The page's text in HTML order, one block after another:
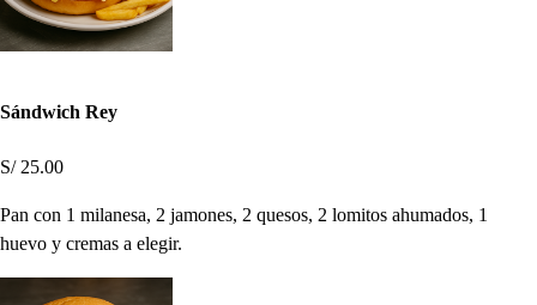
Sándwich Rey
S/ 25.00
Pan con 1 milanesa, 2 jamones, 2 quesos, 2 lomitos ahumados, 1
huevo y cremas a elegir.